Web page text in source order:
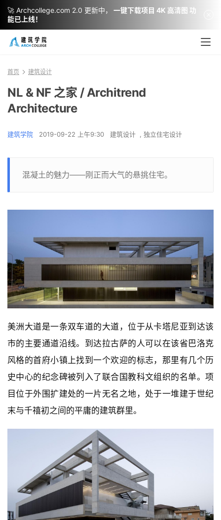
首页 建筑设计
NL & NF 之家 / Architrend
Architecture
建筑学院 2019-09-22 上午9:30 建筑设计 , 独立住宅设计
混凝土的魅力——刚正而大气的悬挑住宅。
美洲大道是一条双车道的大道，位于从卡塔尼亚到达该
市的主要通道沿线。到达拉古萨的人可以在该省巴洛克
风格的首府小镇上找到一个欢迎的标志，那里有几个历
史中心的纪念碑被列入了联合国教科文组织的名单。项
目位于外围扩建处的一片无名之地，处于一堆建于世纪
末与千禧初之间的平庸的建筑群里。
🚀 Archcollege.com 2.0 更新中，
一键下载项目 4K 高清图 功
能已上线！